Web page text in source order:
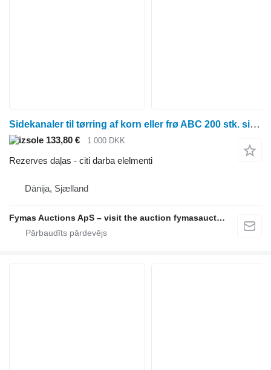
Sidekanaler til tørring af korn eller frø ABC 200 stk. sidekanaler til tørring af korn eller frø paredzēts žāvēšanas iekārtas
133,80 € 1 000 DKK
Rezerves daļas - citi darba elelmenti
Dānija, Sjælland
Fymas Auctions ApS – visit the auction fymasauctions.dk